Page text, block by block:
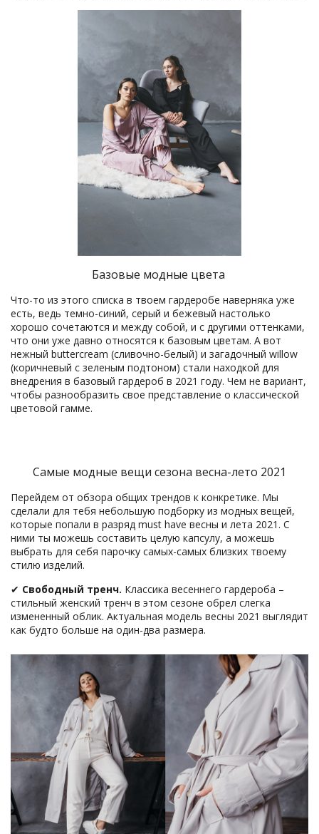
Базовые модные цвета
Что-то из этого списка в твоем гардеробе наверняка уже
есть, ведь темно-синий, серый и бежевый настолько
хорошо сочетаются и между собой, и с другими оттенками,
что они уже давно относятся к базовым цветам. А вот
нежный buttercream (сливочно-белый) и загадочный willow
(коричневый с зеленым подтоном) стали находкой для
внедрения в базовый гардероб в 2021 году. Чем не вариант,
чтобы разнообразить свое представление о классической
цветовой гамме.
Самые модные вещи сезона весна-лето 2021
Перейдем от обзора общих трендов к конкретике. Мы
сделали для тебя небольшую подборку из модных вещей,
которые попали в разряд must have весны и лета 2021. С
ними ты можешь составить целую капсулу, а можешь
выбрать для себя парочку самых-самых близких твоему
стилю изделий.
✔ Свободный тренч. Классика весеннего гардероба –
стильный женский тренч в этом сезоне обрел слегка
измененный облик. Актуальная модель весны 2021 выглядит
как будто больше на один-два размера.